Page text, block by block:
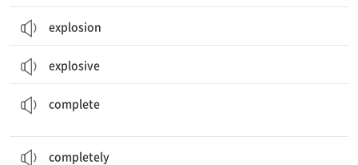
explosion
explosive
complete
completely